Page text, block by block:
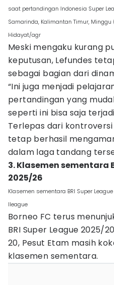
saat pertandingan Indonesia Super
Samarinda, Kalimantan Timur, Minggu
Hidayat/agr
Meski mengaku kurang
keputusan, Lefundes
sebagai bagian dari
“Ini juga menjadi
pertandingan yang
seperti ini bisa saja
Terlepas dari
tetap berhasil
dalam laga tandang
3. Klasemen sementara
2025/26
Klasemen sementara BRI Super
Ileague
Borneo FC terus
BRI Super League 2025/
20, Pesut Etam masih
klasemen sementara.